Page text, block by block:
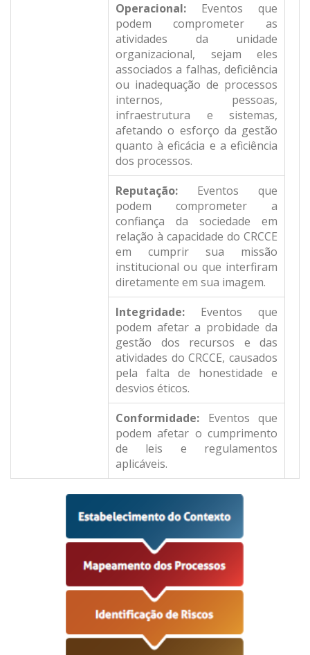
Operacional: Eventos que
podem comprometer as
atividades da unidade
organizacional, sejam eles
associados a falhas, deficiência
ou inadequação de processos
internos, pessoas,
infraestrutura e sistemas,
afetando o esforço da gestão
quanto à eficácia e a eficiência
dos processos.
Reputação: Eventos que
podem comprometer a
confiança da sociedade em
relação à capacidade do CRCCE
em cumprir sua missão
institucional ou que interfiram
diretamente em sua imagem.
Integridade: Eventos que
podem afetar a probidade da
gestão dos recursos e das
atividades do CRCCE, causados
pela falta de honestidade e
desvios éticos.
Conformidade: Eventos que
podem afetar o cumprimento
de leis e regulamentos
aplicáveis.